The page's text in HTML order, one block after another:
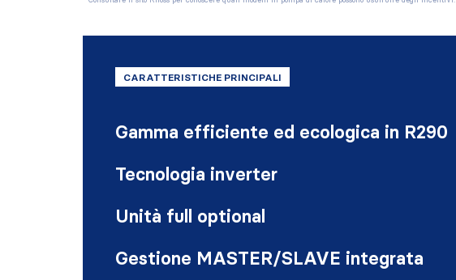
CARATTERISTICHE PRINCIPALI
Gamma efficiente ed ecologica in R290
Tecnologia inverter
Unità full optional
Gestione MASTER/SLAVE integrata